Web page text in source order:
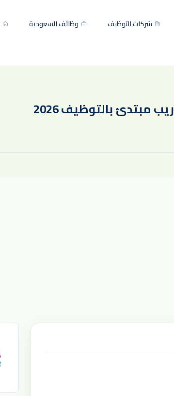
وظائف السعودية شركات التوظيف
مبتدئ بالتوظيف 2026